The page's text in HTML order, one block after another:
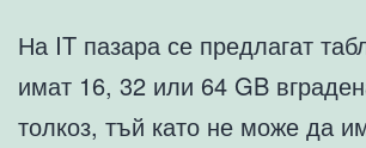
На IT пазара се предлагат
имат 16, 32 или 64 GB
толкоз, тъй като не може да